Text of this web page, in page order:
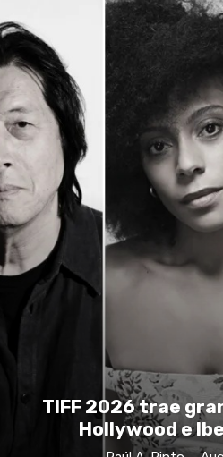
TIFF 2026 trae
Hollywood e